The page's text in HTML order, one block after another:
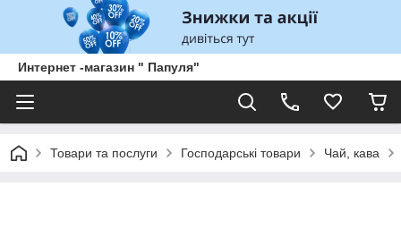
Интернет -магазин " Папуля"
Товари та послуги Господарські товари Чай, кава